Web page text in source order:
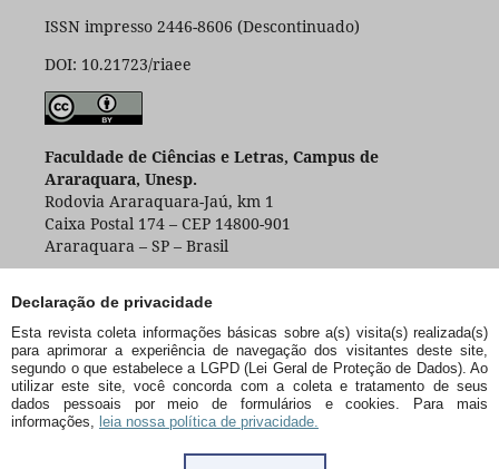
Declaração de privacidade
Esta revista coleta informações básicas sobre a(s) visita(s) realizada(s)
para aprimorar a experiência de navegação dos visitantes deste site,
segundo o que estabelece a LGPD (Lei Geral de Proteção de Dados). Ao
utilizar este site, você concorda com a coleta e tratamento de seus
dados pessoais por meio de formulários e cookies. Para mais
informações, leia nossa política de privacidade.
ISSN impresso 2446-8606 (Descontinuado)
DOI: 10.21723/riaee
Faculdade de Ciências e Letras, Campus de
Araraquara, Unesp.
Rodovia Araraquara-Jaú, km 1
Caixa Postal 174 – CEP 14800-901
Araraquara – SP – Brasil